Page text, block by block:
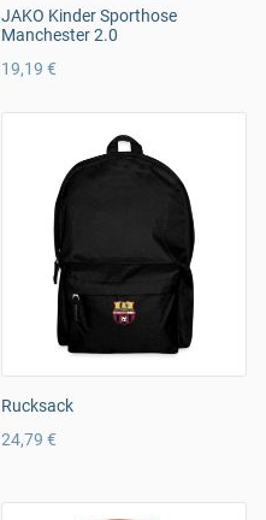
JAKO Kinder Sporthose
Manchester 2.0
19,19 €
Rucksack
24,79 €